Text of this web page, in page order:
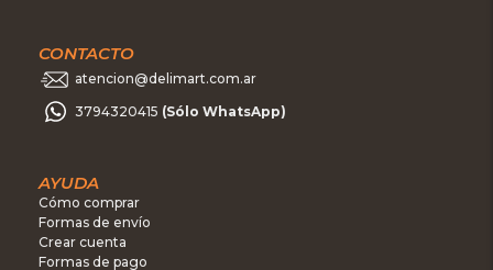
CONTACTO
atencion@delimart.com.ar
3794320415 (Sólo WhatsApp)
AYUDA
Cómo comprar
Formas de envío
Crear cuenta
Formas de pago